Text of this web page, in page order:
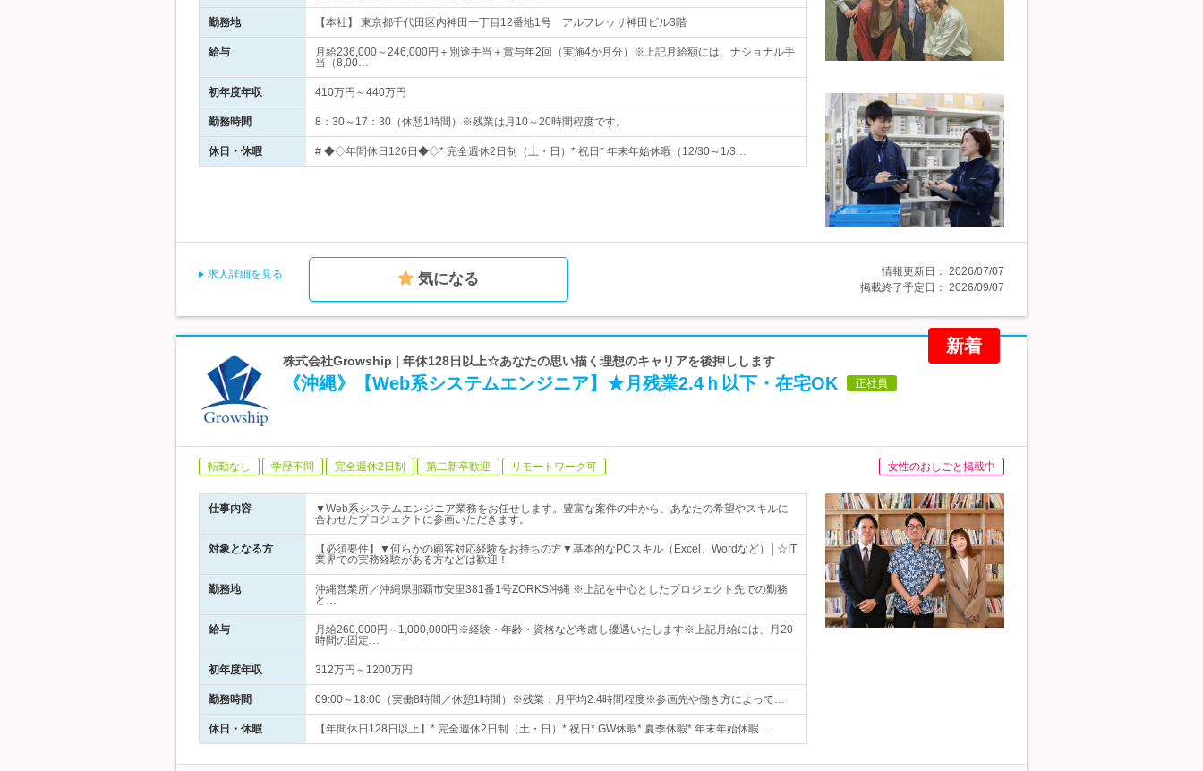
勤務地 【本社】 東京都千代田区内神田一丁目12番地1号 アルフレッサ神田ビル3階
給与
月給236,000～246,000円＋別途手当＋賞与年2回（実施4か月分）※上記月給額には、ナショナル手
当（8,00…
初年度年収 410万円～440万円
勤務時間 8：30～17：30（休憩1時間）※残業は月10～20時間程度です。
休日・休暇 # ◆◇年間休日126日◆◇* 完全週休2日制（土・日）* 祝日* 年末年始休暇（12/30～1/3…
求人詳細を見る 気になる 情報更新日： 2026/07/07
掲載終了予定日： 2026/09/07
新着
株式会社Growship | 年休128日以上☆あなたの思い描く理想のキャリアを後押しします
《沖縄》【Web系システムエンジニア】★月残業2.4ｈ以下・在宅OK 正社員
転勤なし 学歴不問 完全週休2日制 第二新卒歓迎 リモートワーク可 女性のおしごと掲載中
仕事内容
▼Web系システムエンジニア業務をお任せします。豊富な案件の中から、あなたの希望やスキルに
合わせたプロジェクトに参画いただきます。
対象となる方
【必須要件】▼何らかの顧客対応経験をお持ちの方▼基本的なPCスキル（Excel、Wordなど）│☆IT
業界での実務経験がある方などは歓迎！
勤務地
沖縄営業所／沖縄県那覇市安里381番1号ZORKS沖縄 ※上記を中心としたプロジェクト先での勤務
と…
給与
月給260,000円～1,000,000円※経験・年齢・資格など考慮し優遇いたします※上記月給には、月20
時間の固定…
初年度年収 312万円～1200万円
勤務時間 09:00～18:00（実働8時間／休憩1時間）※残業：月平均2.4時間程度※参画先や働き方によって…
休日・休暇 【年間休日128日以上】* 完全週休2日制（土・日）* 祝日* GW休暇* 夏季休暇* 年末年始休暇…